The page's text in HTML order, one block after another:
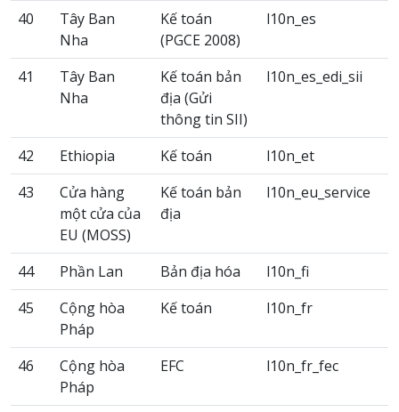
40
Tây Ban
Nha
Kế toán
(PGCE 2008)
l10n_es
41
Tây Ban
Nha
Kế toán bản
địa (Gửi
thông tin SII)
l10n_es_edi_sii
42 Ethiopia Kế toán
l10n_et
43
Cửa hàng
một cửa của
EU (MOSS)
Kế toán bản
địa
l10n_eu_service
44 Phần Lan Bản địa hóa
l10n_fi
45
Cộng hòa
Pháp
Kế toán l10n_fr
46
Cộng hòa
Pháp
EFC l10n_fr_fec